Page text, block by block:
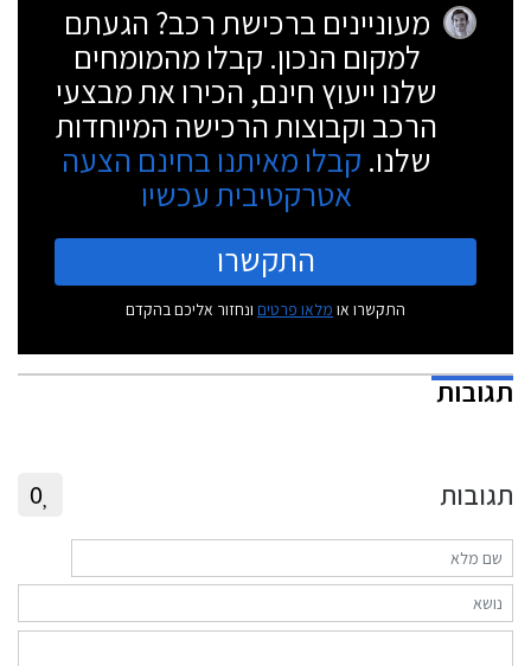
מעוניינים ברכישת רכב? הגעתם
למקום הנכון. קבלו מהמומחים
שלנו ייעוץ חינם, הכירו את מבצעי
הרכב וקבוצות הרכישה המיוחדות
שלנו. קבלו מאיתנו בחינם הצעה
אטרקטיבית עכשיו
התקשרו
התקשרו או מלאו פרטים ונחזור אליכם בהקדם
תגובות
תגובות 0